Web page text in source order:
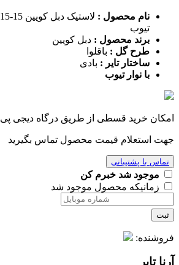
نام محصول :
تیوب
برند محصول : دبل کویین
طرح گل : باقلوا
ساختار تایر : بادی
با نوار تیوب
امکان خرید قسطی از طریق درگاه دیجی پی
جهت استعلام قیمت محصول تماس بگیرید
تماس با پشتیبانی
موجود شد خبرم کن
زمانیکه محصول موجود شد
ثبت
فروشنده:
آرنا تایر